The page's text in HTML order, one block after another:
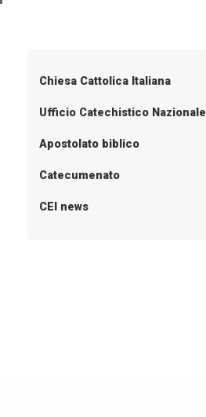
Chiesa Cattolica Italiana
Ufficio Catechistico Nazionale
Apostolato biblico
Catecumenato
CEI news